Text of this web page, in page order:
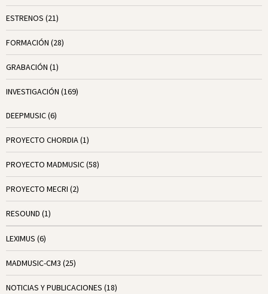
ESTRENOS (21)
FORMACIÓN (28)
GRABACIÓN (1)
INVESTIGACIÓN (169)
DEEPMUSIC(6)
PROYECTO CHORDIA(1)
PROYECTO MADMUSIC(58)
PROYECTO MECRI (2)
RESOUND (1)
LEXIMUS (6)
MADMUSIC-CM3 (25)
NOTICIAS Y PUBLICACIONES (18)